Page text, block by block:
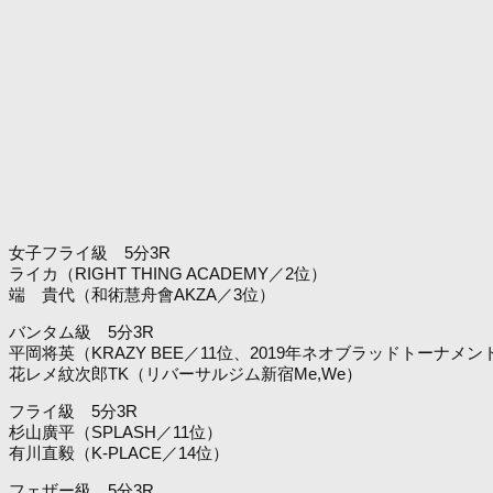
女子フライ級 5分3R
ライカ（RIGHT THING ACADEMY／2位）
端 貴代（和術慧舟會AKZA／3位）
バンタム級 5分3R
平岡将英（KRAZY BEE／11位、2019年ネオブラッドトーナメン
花レメ紋次郎TK（リバーサルジム新宿Me,We）
フライ級 5分3R
杉山廣平（SPLASH／11位）
有川直毅（K-PLACE／14位）